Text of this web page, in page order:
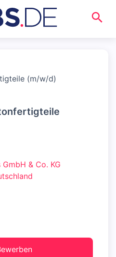
(m/w/d)
& Co. KG